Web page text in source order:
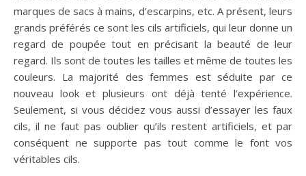
marques de sacs à mains, d’escarpins, etc. A présent, leurs
grands préférés ce sont les cils artificiels, qui leur donne un
regard de poupée tout en précisant la beauté de leur
regard. Ils sont de toutes les tailles et même de toutes les
couleurs. La majorité des femmes est séduite par ce
nouveau look et plusieurs ont déjà tenté l’expérience.
Seulement, si vous décidez vous aussi d’essayer les faux
cils, il ne faut pas oublier qu’ils restent artificiels, et par
conséquent ne supporte pas tout comme le font vos
véritables cils.